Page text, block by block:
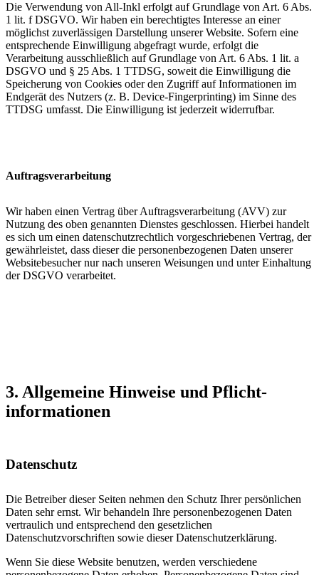
Die Verwendung von All-Inkl erfolgt auf Grundlage von Art. 6 Abs.
1 lit. f DSGVO. Wir haben ein berechtigtes Interesse an einer
möglichst zuverlässigen Darstellung unserer Website. Sofern eine
entsprechende Einwilligung abgefragt wurde, erfolgt die
Verarbeitung ausschließlich auf Grundlage von Art. 6 Abs. 1 lit. a
DSGVO und § 25 Abs. 1 TTDSG, soweit die Einwilligung die
Speicherung von Cookies oder den Zugriff auf Informationen im
Endgerät des Nutzers (z. B. Device-Fingerprinting) im Sinne des
TTDSG umfasst. Die Einwilligung ist jederzeit widerrufbar.
Auftragsverarbeitung
Wir haben einen Vertrag über Auftragsverarbeitung (AVV) zur
Nutzung des oben genannten Dienstes geschlossen. Hierbei handelt
es sich um einen datenschutzrechtlich vorgeschriebenen Vertrag, der
gewährleistet, dass dieser die personenbezogenen Daten unserer
Websitebesucher nur nach unseren Weisungen und unter Einhaltung
der DSGVO verarbeitet.
3. Allgemeine Hinweise und Pflicht­
informationen
Datenschutz
Die Betreiber dieser Seiten nehmen den Schutz Ihrer persönlichen
Daten sehr ernst. Wir behandeln Ihre personenbezogenen Daten
vertraulich und entsprechend den gesetzlichen
Datenschutzvorschriften sowie dieser Datenschutzerklärung.
Wenn Sie diese Website benutzen, werden verschiedene